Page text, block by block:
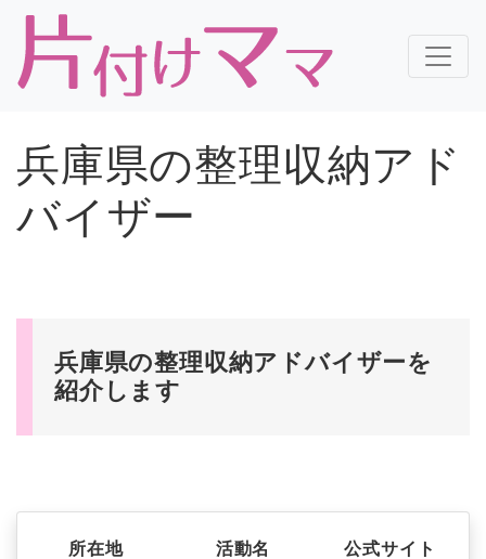
兵庫県の整理収納アド
バイザー
兵庫県の整理収納アドバイザーを
紹介します
所在地 活動名 公式サイト